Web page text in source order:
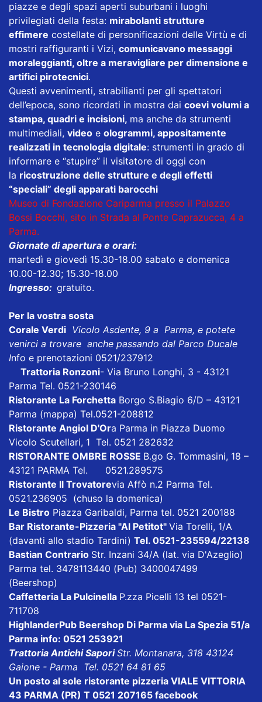
piazze e degli spazi aperti suburbani i luoghi
privilegiati della festa: mirabolanti strutture
effimere costellate di personificazioni delle Virtù e di
mostri raffiguranti i Vizi, comunicavano messaggi
moraleggianti, oltre a meravigliare per dimensione e
artifici pirotecnici.
Questi avvenimenti, strabilianti per gli spettatori
dell’epoca, sono ricordati in mostra dai coevi volumi a
stampa, quadri e incisioni, ma anche da strumenti
multimediali, video e ologrammi, appositamente
realizzati in tecnologia digitale: strumenti in grado di
informare e “stupire” il visitatore di oggi con
la ricostruzione delle strutture e degli effetti
“speciali” degli apparati barocchi
Museo di Fondazione Cariparma presso il Palazzo
Bossi Bocchi, sito in Strada al Ponte Caprazucca, 4 a
Parma.
Giornate di apertura e orari:
martedì e giovedì 15.30-18.00 sabato e domenica
10.00-12.30; 15.30-18.00
Ingresso: gratuito.
Per la vostra sosta
Corale Verdi Vicolo Asdente, 9 a Parma, e potete
venirci a trovare anche passando dal Parco Ducale
Info e prenotazioni 0521/237912
Trattoria Ronzoni- Via Bruno Longhi, 3 - 43121
Parma Tel. 0521-230146
Ristorante La Forchetta Borgo S.Biagio 6/D – 43121
Parma (mappa) Tel.0521-208812
Ristorante Angiol D'Ora Parma in Piazza Duomo
Vicolo Scutellari, 1 Tel. 0521 282632
RISTORANTE OMBRE ROSSE B.go G. Tommasini, 18 –
43121 PARMA Tel. 0521.289575
Ristorante Il Trovatorevia Affò n.2 Parma Tel.
0521.236905 (chuso la domenica)
Le Bistro Piazza Garibaldi, Parma tel. 0521 200188
Bar Ristorante-Pizzeria "Al Petitot" Via Torelli, 1/A
(davanti allo stadio Tardini) Tel. 0521-235594/22138
Bastian Contrario Str. Inzani 34/A (lat. via D'Azeglio)
Parma tel. 3478113440 (Pub) 3400047499
(Beershop)
Caffetteria La Pulcinella P.zza Picelli 13 tel 0521-
711708
HighlanderPub Beershop Di Parma via La Spezia 51/a
Parma info: 0521 253921
Trattoria Antichi SaporiStr. Montanara, 318 43124
Gaione - Parma Tel. 0521 64 81 65
Un posto al sole ristorante pizzeria VIALE VITTORIA
43 PARMA (PR) T 0521 207165 facebook